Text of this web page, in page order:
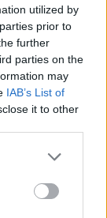
utilized by
prior to
further
parties on the
may
IAB’s List of
it to other